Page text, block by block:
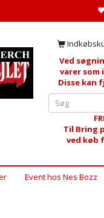
Ved
varer som
Disse kan
Til Bring
ved køb
Event hos Nes Bozz